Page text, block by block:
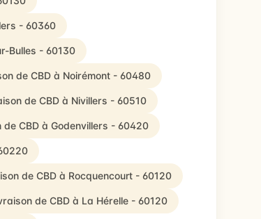
- 60360
Bulles - 60130
de CBD à Noirémont - 60480
de CBD à Nivillers - 60510
CBD à Godenvillers - 60420
de CBD à Rocquencourt - 60120
de CBD à La Hérelle - 60120